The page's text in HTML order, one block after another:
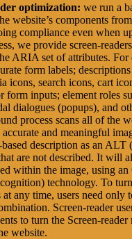
optimization: we run a
website’s components
compliance even when
we provide screen-
ARIA set of attributes. For
form labels;
icons, search icons, cart
form inputs; element roles
dialogues (popups), and
process scans all of the
and meaningful
description as an ALT
are not described. It will
within the image, using
technology. To
at any time, users need only
Screen-reader
to turn the Screen-reader
website.